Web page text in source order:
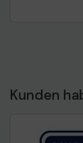
Kunden